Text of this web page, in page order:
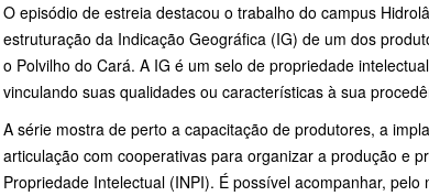
O episódio de estreia destacou o trabalho do campus
estruturação da Indicação Geográfica (IG) de um dos
o Polvilho do Cará. A IG é um selo de propriedade
vinculando suas qualidades ou características à sua
A série mostra de perto a capacitação de produtores, a
articulação com cooperativas para organizar a produção e
Propriedade Intelectual (INPI). É possível acompanhar,